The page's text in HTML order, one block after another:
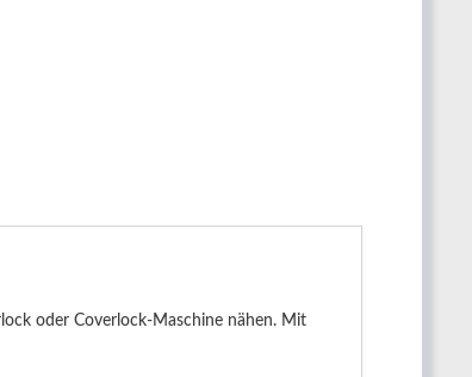
oder Coverlock-Maschine nähen. Mit